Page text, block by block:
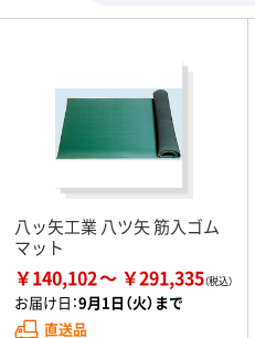
八ッ矢工業 八ツ矢 筋入ゴム
マット
￥140,102 ￥291,335
お届け日：9月1日（火）まで
直送品